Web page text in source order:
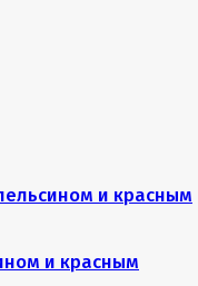
и красным